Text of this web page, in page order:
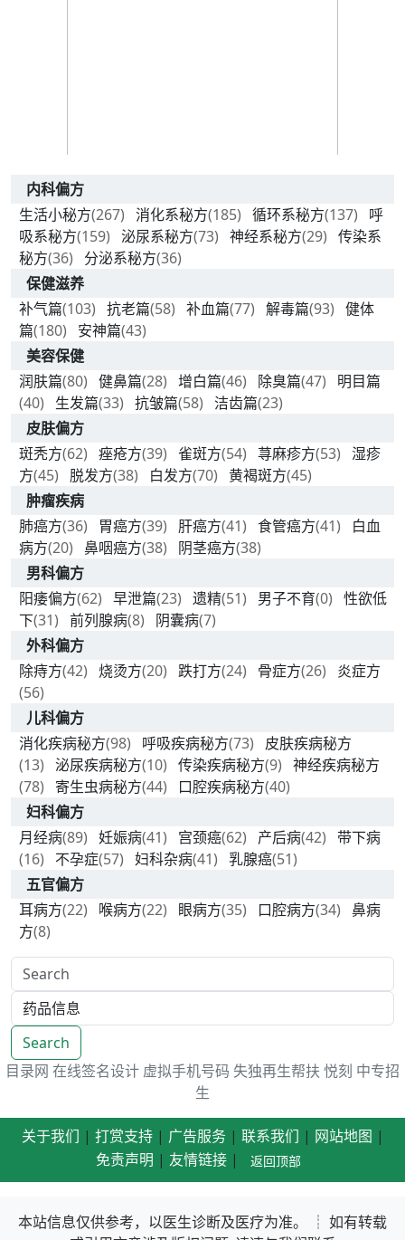
内科偏方
生活小秘方(267) 消化系秘方(185) 循环系秘方(137)
呼
吸系秘方(159) 泌尿系秘方(73) 神经系秘方(29) 传染系
秘方(36) 分泌系秘方(36)
保健滋养
补气篇(103) 抗老篇(58) 补血篇(77) 解毒篇(93) 健体
篇(180) 安神篇(43)
美容保健
润肤篇(80) 健鼻篇(28) 增白篇(46) 除臭篇(47)
明目篇
(40)
生发篇(33) 抗皱篇(58) 洁齿篇(23)
皮肤偏方
斑秃方(62) 痤疮方(39) 雀斑方(54) 荨麻疹方(53)
湿疹
方(45) 脱发方(38) 白发方(70) 黄褐斑方(45)
肿瘤疾病
肺癌方(36) 胃癌方(39) 肝癌方(41) 食管癌方(41)
白血
病方(20) 鼻咽癌方(38) 阴茎癌方(38)
男科偏方
阳痿偏方(62) 早泄篇(23) 遗精(51) 男子不育(0) 性欲低
下(31) 前列腺病(8) 阴囊病(7)
外科偏方
除痔方(42) 烧烫方(20) 跌打方(24) 骨症方(26)
炎症方
(56)
儿科偏方
消化疾病秘方(98) 呼吸疾病秘方(73)
皮肤疾病秘方
(13) 泌尿疾病秘方(10) 传染疾病秘方(9) 神经疾病秘方
(78)
寄生虫病秘方(44) 口腔疾病秘方(40)
妇科偏方
月经病(89) 妊娠病(41) 宫颈癌(62) 产后病(42) 带下病
(16)
不孕症(57) 妇科杂病(41) 乳腺癌(51)
五官偏方
耳病方(22) 喉病方(22) 眼病方(35) 口腔病方(34) 鼻病
方(8)
Search
目录网 在线签名设计 虚拟手机号码 失独再生帮扶 悦刻 中专招
生
关于我们 | 打赏支持| 广告服务| 联系我们 | 网站地图 |
免责声明 | 友情链接 | 返回顶部
本站信息仅供参考，以医生诊断及医疗为准。 ┊ 如有转载